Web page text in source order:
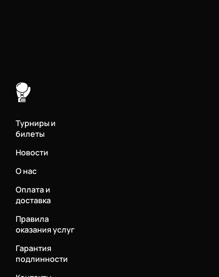
Турниры и
билеты
Новости
О нас
Оплата и
доставка
Правила
оказания услуг
Гарантия
подлинности